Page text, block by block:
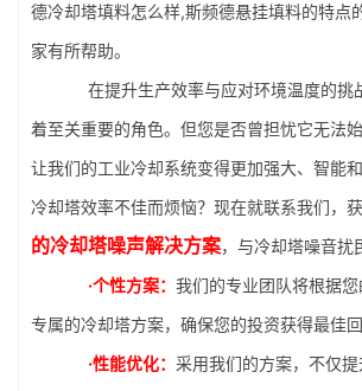
德冷却塔填料怎么样,斯频德悬挂填料的特点
家有所帮助。
在提升生产效率与应对环境温度的挑
着至关重要的角色。但您是否曾担忧它无法
让我们的工业冷却系统变得更加强大、智能
冷却塔效率不佳而烦恼？现在就联系我们，
的冷却塔噪声解决方案，与冷却塔噪音扰
·个性方案： 我们的专业团队将根据
专属的冷却塔方案，确保您的投资获得最佳回
·性能优化： 采用我们的方案，不仅